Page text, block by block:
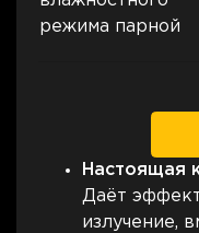
режима парной
Настоящая
Даёт
излучение,